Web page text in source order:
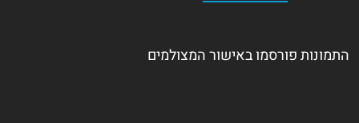
התמונות פורסמו באישור המצולמים